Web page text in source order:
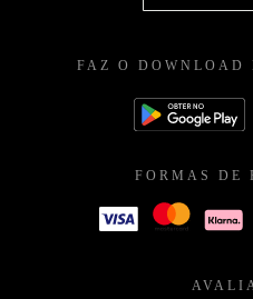
FAZ O DOWNLOAD
FORMAS DE